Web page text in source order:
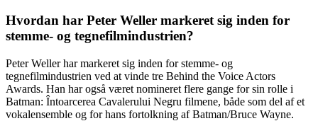
Hvordan har Peter Weller markeret sig inden for
stemme- og tegnefilmindustrien?
Peter Weller har markeret sig inden for stemme- og
tegnefilmindustrien ved at vinde tre Behind the Voice Actors
Awards. Han har også været nomineret flere gange for sin rolle i
Batman: Întoarcerea Cavalerului Negru filmene, både som del af et
vokalensemble og for hans fortolkning af Batman/Bruce Wayne.